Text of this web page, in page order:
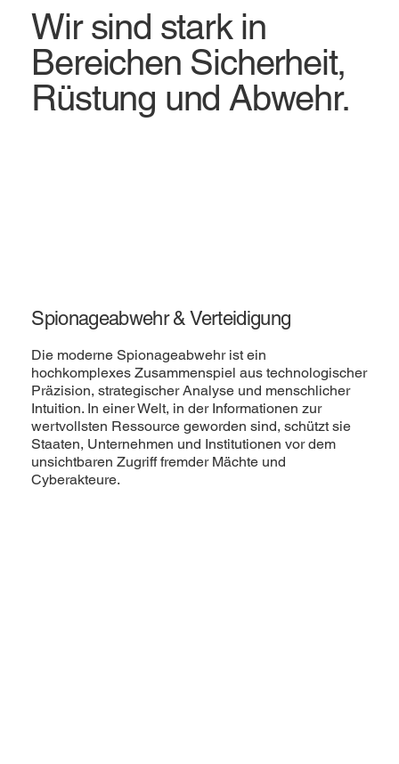
Wir sind stark in
Bereichen Sicherheit,
Rüstung und Abwehr.
Spionageabwehr & Verteidigung
Die moderne Spionageabwehr ist ein
hochkomplexes Zusammenspiel aus technologischer
Präzision, strategischer Analyse und menschlicher
Intuition. In einer Welt, in der Informationen zur
wertvollsten Ressource geworden sind, schützt sie
Staaten, Unternehmen und Institutionen vor dem
unsichtbaren Zugriff fremder Mächte und
Cyberakteure.